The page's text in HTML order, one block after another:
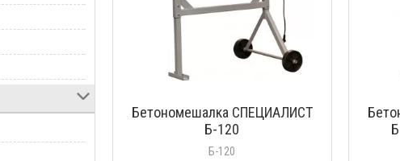
Бетономешалка СПЕЦИАЛИСТ
Б-120
Б-120